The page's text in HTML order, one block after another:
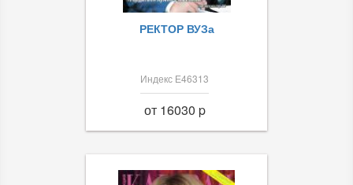
РЕКТОР ВУЗа
Индекс Е46313
от 16030 p